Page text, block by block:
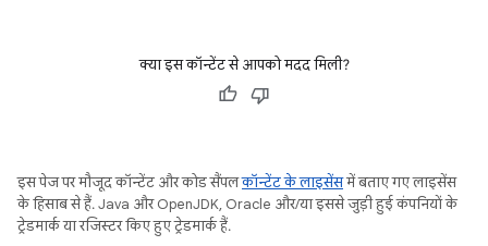
क्या इस कॉन्टेंट से आपको मदद मिली?
इस पेज पर मौजूद कॉन्टेंट और कोड सैंपलकॉन्टेंट के लाइसेंसमें बताए गए लाइसेंस
के हिसाब से हैं. Java और OpenJDK, Oracle और/या इससे जुड़ी हुई कंपनियों के
ट्रेडमार्क या रजिस्टर किए हुए ट्रेडमार्क हैं.